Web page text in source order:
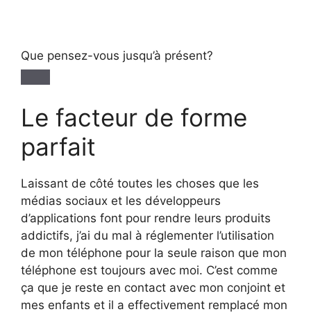
Que pensez-vous jusqu’à présent?
Le facteur de forme
parfait
Laissant de côté toutes les choses que les
médias sociaux et les développeurs
d’applications font pour rendre leurs produits
addictifs, j’ai du mal à réglementer l’utilisation
de mon téléphone pour la seule raison que mon
téléphone est toujours avec moi. C’est comme
ça que je reste en contact avec mon conjoint et
mes enfants et il a effectivement remplacé mon